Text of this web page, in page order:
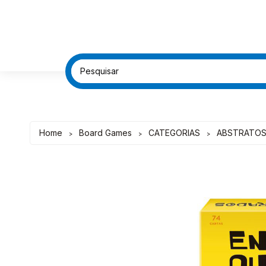
FRETE
FRETE
Home > Board Games > CATEGORIAS > ABSTRATOS